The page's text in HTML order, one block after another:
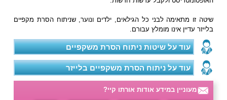
שיטה זו מתאימה לבני כל הגילאים, ילדים ונוער, שניתוח הסרת מקפיים
בלייזר עדיין אינו מומלץ עבורם.
עוד על שיטות ניתוח הסרת משקפיים
עוד על ניתוח הסרת משקפיים בלייזר
מעוניין במידע אודות אורתו קיי?